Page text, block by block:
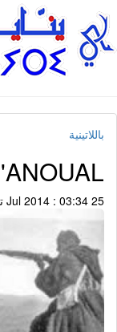
باللاتينية
25 Jul 2014 : 03:34